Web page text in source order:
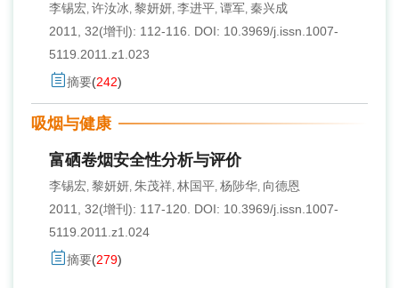
李锡宏, 许汝冰, 黎妍妍, 李进平, 谭军, 秦兴成
2011, 32(增刊): 112-116.
DOI: 10.3969/j.issn.1007-
5119.2011.z1.023
摘要(242)
吸烟与健康
富硒卷烟安全性分析与评价
李锡宏, 黎妍妍, 朱茂祥, 林国平, 杨陟华, 向德恩
2011, 32(增刊): 117-120. DOI: 10.3969/j.issn.1007-
5119.2011.z1.024
摘要(279)